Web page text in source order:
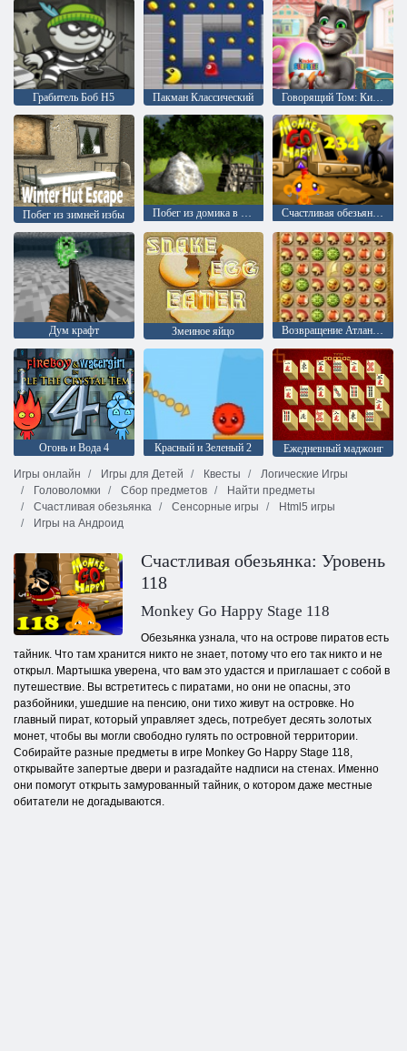
Грабитель Боб H5 Пакман Классический Говорящий Том: Киндер сюрприз
Побег из зимней избы Побег из домика в лесу: Эпизод 2 Счастливая обезьянка: уровень 234
Дум крафт Змеиное яйцо Возвращение Атлантиды
Огонь и Вода 4 Красный и Зеленый 2
Ежедневный маджонг
Игры онлайн
Игры для Детей Квесты
Логические Игры
Головоломки
Сбор предметов
Найти предметы
Счастливая обезьянка
Сенсорные игры
Html5 игры
Игры на Андроид
Счастливая обезьянка: Уровень
118
Monkey Go Happy Stage 118
Обезьянка узнала, что на острове пиратов есть
тайник. Что там хранится никто не знает, потому что его так никто и не
открыл. Мартышка уверена, что вам это удастся и приглашает с собой в
путешествие. Вы встретитесь с пиратами, но они не опасны, это
разбойники, ушедшие на пенсию, они тихо живут на островке. Но
главный пират, который управляет здесь, потребует десять золотых
монет, чтобы вы могли свободно гулять по островной территории.
Собирайте разные предметы в игре Monkey Go Happy Stage 118,
открывайте запертые двери и разгадайте надписи на стенах. Именно
они помогут открыть замурованный тайник, о котором даже местные
обитатели не догадываются.